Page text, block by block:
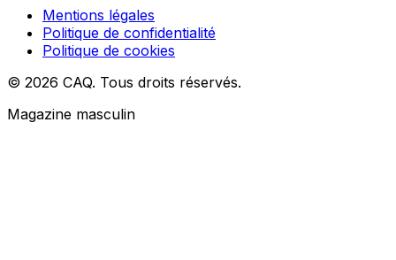
Mentions légales
Politique de confidentialité
Politique de cookies
© 2026 CAQ. Tous droits réservés.
Magazine masculin